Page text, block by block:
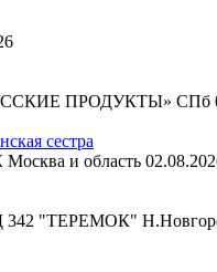
ПРОДУКТЫ» СПб
сестра
Москва и область
"ТЕРЕМОК"